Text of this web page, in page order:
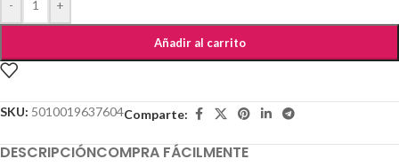
- +
Añadir al carrito
SKU: 5010019637604Comparte:
DESCRIPCIÓNCOMPRA FÁCILMENTE